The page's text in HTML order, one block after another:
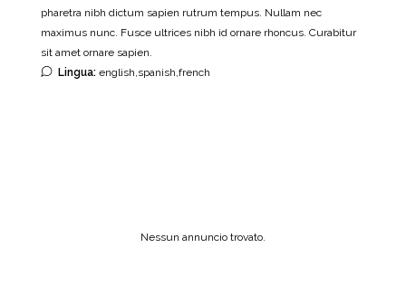
pharetra nibh dictum sapien rutrum tempus. Nullam nec
maximus nunc. Fusce ultrices nibh id ornare rhoncus. Curabitur
sit amet ornare sapien.
Lingua: english,spanish,french
Nessun annuncio trovato.